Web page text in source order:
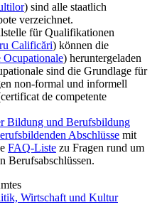
) sind alle staatlich
verzeichnet.
für Qualifikationen
Calificări) können die
Ocupationale) heruntergeladen
sind die Grundlage für
non-formal und informell
de competente
Bildung und Berufsbildung
Abschlüsse mit
FAQ-Liste zu Fragen rund um
Berufsabschlüssen.
Wirtschaft und Kultur